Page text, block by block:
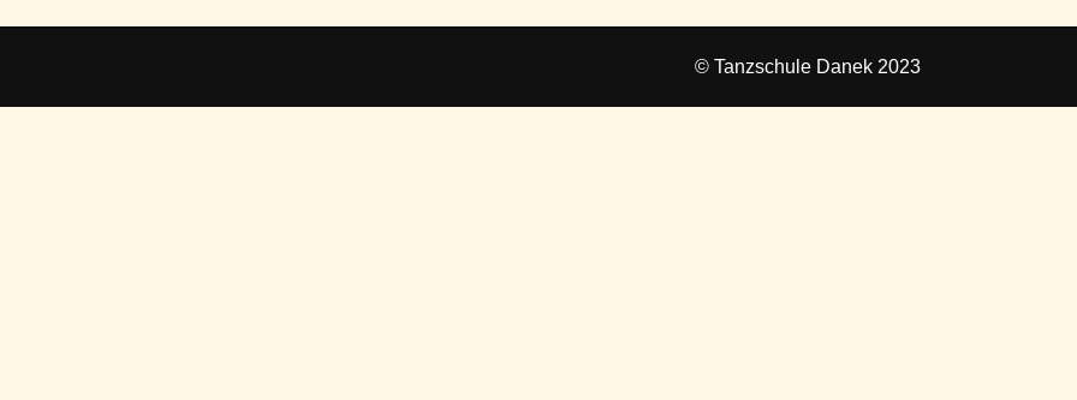
© Tanzschule Danek 2023